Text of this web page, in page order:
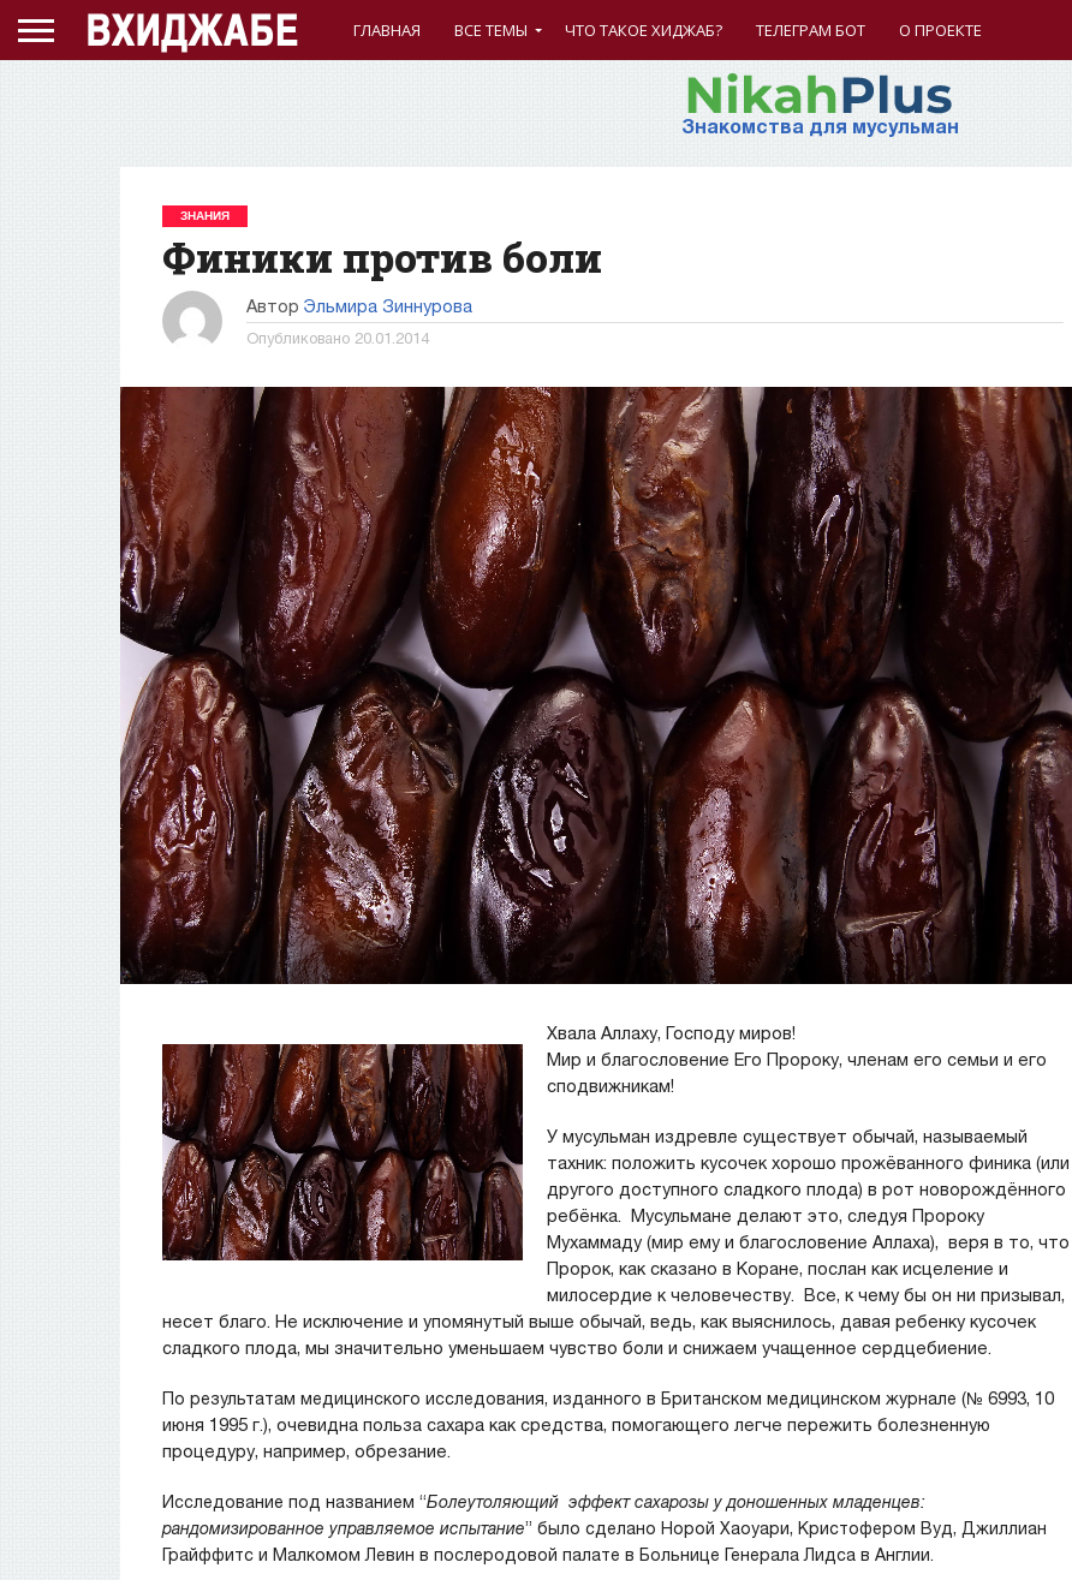
ГЛАВНАЯ ВСЕ ТЕМЫ ЧТО ТАКОЕ ХИДЖАБ? ТЕЛЕГРАМ БОТ О ПРОЕКТЕ
Знакомства для мусульман
ЗНАНИЯ
Финики против боли
Автор Эльмира Зиннурова
Опубликовано 20.01.2014
Хвала Аллаху, Господу миров!
Мир и благословение Его Пророку, членам его семьи и его
сподвижникам!
У мусульман издревле существует обычай, называемый
тахник: положить кусочек хорошо прожёванного финика (или
другого доступного сладкого плода) в рот новорождённого
ребёнка. Мусульмане делают это, следуя Пророку
Мухаммаду (мир ему и благословение Аллаха), веря в то, что
Пророк, как сказано в Коране, послан как исцеление и
милосердие к человечеству. Все, к чему бы он ни призывал,
несет благо. Не исключение и упомянутый выше обычай, ведь, как выяснилось, давая ребенку кусочек
сладкого плода, мы значительно уменьшаем чувство боли и снижаем учащенное сердцебиение.
По результатам медицинского исследования, изданного в Британском медицинском журнале (№ 6993, 10
июня 1995 г.), очевидна польза сахара как средства, помогающего легче пережить болезненную
процедуру, например, обрезание.
Исследование под названием “Болеутоляющий эффект сахарозы у доношенных младенцев:
рандомизированное управляемое испытание” было сделано Норой Хаоуари, Кристофером Вуд, Джиллиан
Грайффитс и Малкомом Левин в послеродовой палате в Больнице Генерала Лидса в Англии.